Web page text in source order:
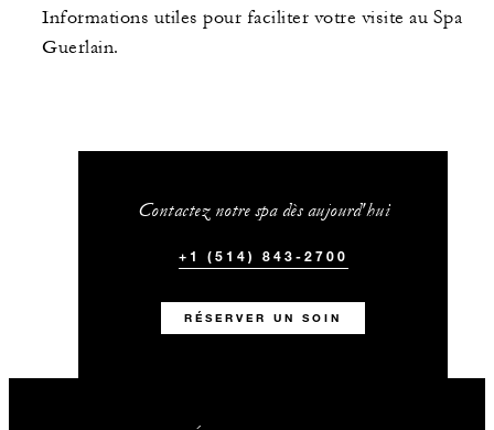
Informations utiles pour faciliter votre visite au Spa
Guerlain.
Contactez notre spa dès aujourd'hui
+1 (514) 843-2700
RÉSERVER UN SOIN